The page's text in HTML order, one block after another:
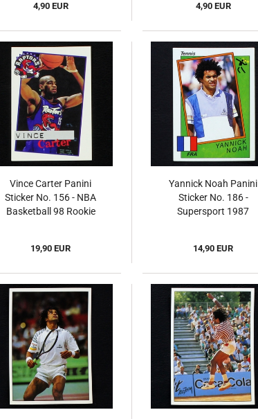
4,90 EUR 4,90 EUR
Vince Carter Panini
Sticker No. 156 - NBA
Basketball 98 Rookie
19,90 EUR
Yannick Noah Panini
Sticker No. 186 -
Supersport 1987
14,90 EUR